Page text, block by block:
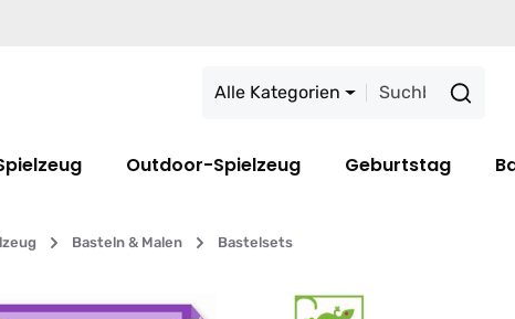
Alle Kategorien
Outdoor-Spielzeug Geburtstag
Basteln & Malen Bastelsets